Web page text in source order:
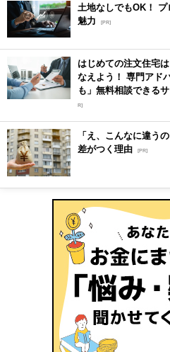
土地なしでもOK！
魅力
[PR]
はじめての注文住宅
なえよう！ 専門アド
も」無料相談できる
R]
「え、こんなに違う
差がつく理由 [PR]